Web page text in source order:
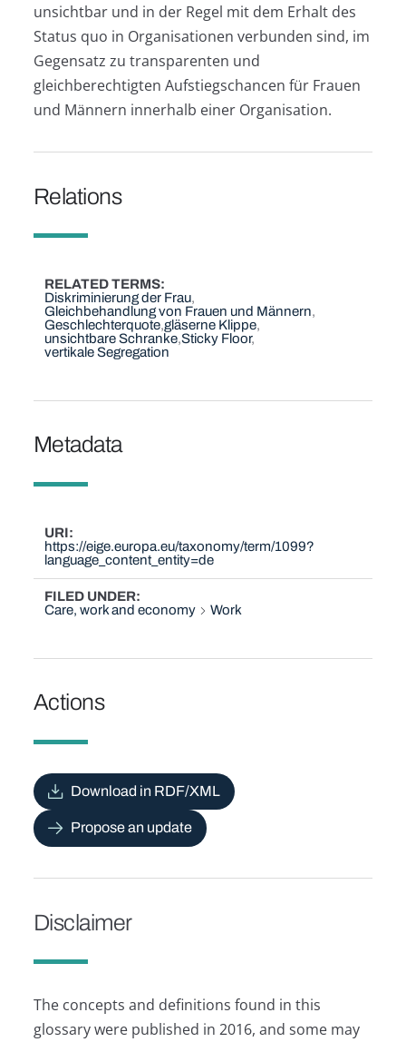
unsichtbar und in der Regel mit dem Erhalt des
Status quo in Organisationen verbunden sind, im
Gegensatz zu transparenten und
gleichberechtigten Aufstiegschancen für Frauen
und Männern innerhalb einer Organisation.
Relations
RELATED TERMS
Diskriminierung der Frau
Gleichbehandlung von Frauen und Männern
Geschlechterquote gläserne Klippe
unsichtbare Schranke Sticky Floor
vertikale Segregation
Metadata
URI
https://eige.europa.eu/taxonomy/term/1099?
language_content_entity=de
FILED UNDER
Care, work and economy
Work
Actions
Download in RDF/XML
Propose an update
Disclaimer
The concepts and definitions found in this
glossary were published in 2016, and some may